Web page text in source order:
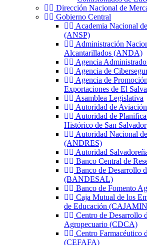
Dirección Nacional de
Gobierno Central
Academia Nacional
(ANSP)
Administración
Alcantarillados (ANDA)
Agencia
Agencia de
Agencia de
Exportaciones de El
Asamblea Legislativa
Autoridad de
Autoridad de
Histórico de San Salvador
Autoridad Nacional
(ANDRES)
Autoridad
Banco Central de
Banco de Desarrollo
(BANDESAL)
Banco de Fomento
Caja Mutual de los
de Educación
Centro de Desarrollo
Agropecuario (CDCA)
Centro Farmacéutico
(CEFAFA)